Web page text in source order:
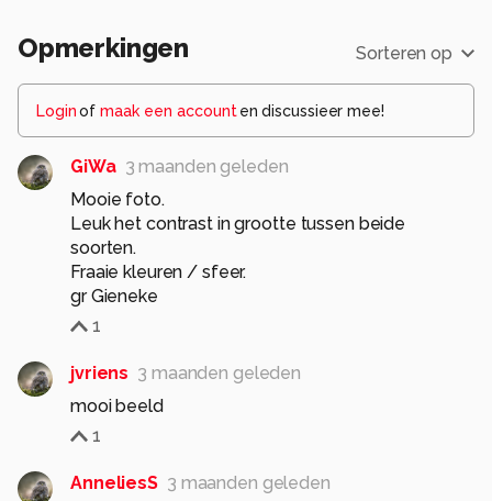
Opmerkingen Sorteren op
Loginof maak een account en discussieer mee!
GiWa 3 maanden geleden
Mooie foto.
Leuk het contrast in grootte tussen beide
soorten.
Fraaie kleuren / sfeer.
gr Gieneke
1
jvriens 3 maanden geleden
mooi beeld
1
AnneliesS 3 maanden geleden